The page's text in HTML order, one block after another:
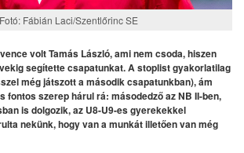
Fotó: Fábián Laci/Szentlőrinc SE
volt Tamás László, ami nem csoda, hiszen
segítette csapatunkat. A stoplist gyakorlatilag
még játszott a második csapatunkban), ám
fontos szerep hárul rá: másodedző az NB II-ben,
is dolgozik, az U8-U9-es gyerekekkel
nekünk, hogy van a munkát illetően van még